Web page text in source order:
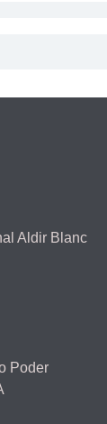
Aldir Blanc
Poder